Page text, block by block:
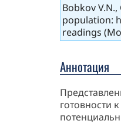
Bobkov
population:
readings
Аннотация
готовности